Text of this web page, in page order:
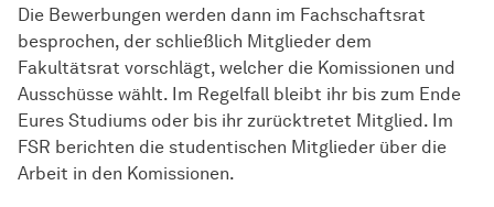
Die Bewerbungen werden dann im Fachschaftsrat
besprochen, der schließlich Mitglieder dem
Fakultätsrat vorschlägt, welcher die Komissionen und
Ausschüsse wählt. Im Regelfall bleibt ihr bis zum Ende
Eures Studiums oder bis ihr zurücktretet Mitglied. Im
FSR berichten die studentischen Mitglieder über die
Arbeit in den Komissionen.